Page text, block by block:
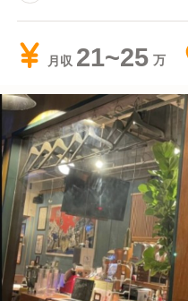
月収 21~25